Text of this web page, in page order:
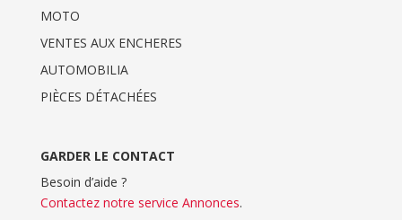
MOTO
VENTES AUX ENCHERES
AUTOMOBILIA
PIÈCES DÉTACHÉES
GARDER LE CONTACT
Besoin d’aide ?
Contactez notre service Annonces.